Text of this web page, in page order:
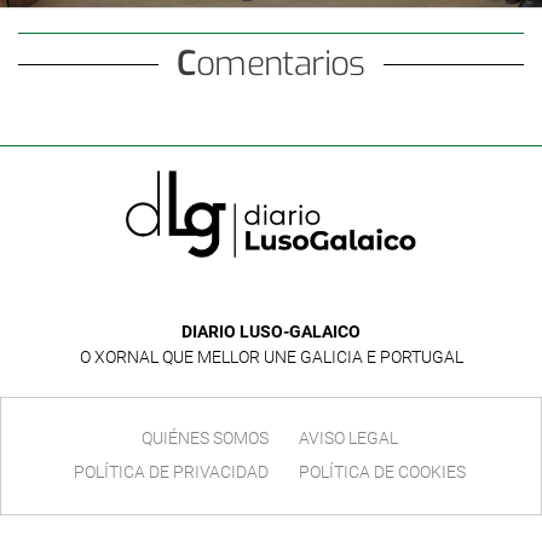
Comentarios
DIARIO LUSO-GALAICO
O XORNAL QUE MELLOR UNE GALICIA E PORTUGAL
QUIÉNES SOMOS
AVISO LEGAL
POLÍTICA DE PRIVACIDAD
POLÍTICA DE COOKIES